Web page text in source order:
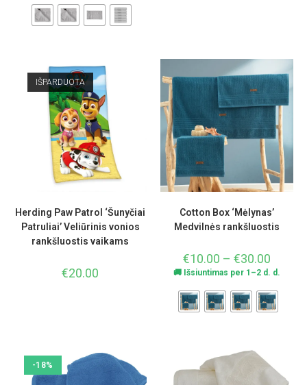
IŠPARDUOTA
Herding Paw Patrol ‘Šunyčiai
Patruliai’ Veliūrinis vonios
rankšluostis vaikams
€20.00
Cotton Box ‘Mėlynas’
Medvilnės rankšluostis
€10.00 – €30.00
🚚 Išsiuntimas per 1–2 d. d.
-18%